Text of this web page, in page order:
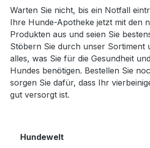
Warten Sie nicht, bis ein Notfall
Ihre Hunde-Apotheke jetzt mit den
Produkten aus und seien Sie
Stöbern Sie durch unser Sortiment
alles, was Sie für die Gesundheit
Hundes benötigen. Bestellen Sie
sorgen Sie dafür, dass Ihr
gut versorgt ist.
Hundewelt